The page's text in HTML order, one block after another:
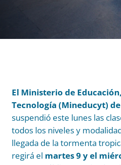
El Ministerio de
Tecnología (Mineducyt)
suspendió este lunes las
todos los niveles y
llegada de la tormenta
regirá el martes 9 y el